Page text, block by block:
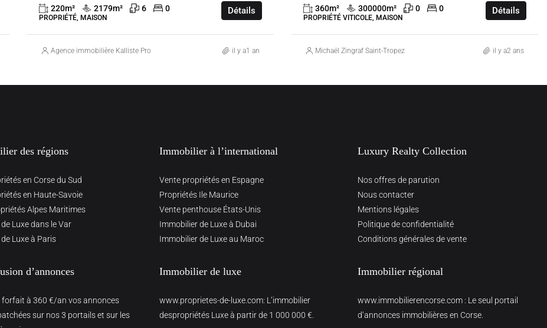
220m² 2179m² 6 0
PROPRIÉTÉ, MAISON
Détails
Agence immobilière Kalliste Properties il y a1 an
360m² 300000m² 0 0
PROPRIÉTÉ VITICOLE, MAISON
Détails
Michaël Zingraf Saint-Tropez il y a2 ans
des régions
en Corse du Sud
en Haute-Savoie
Alpes Maritimes
Luxe dans le Var
Luxe à Paris
d’annonces
forfait à 360 €/an vos annonces
sur nos 3 portails et sur les
Immobilier à l’international
Vente propriétés en Espagne
Propriétés Ile Maurice
Vente penthouse États-Unis
Immobilier de Luxe à Dubai
Immobilier de Luxe au Maroc
Immobilier de luxe
www.proprietes-de-luxe.com: L’immobilier
despropriétés Luxe à partir de 1 000 000 €.
Luxury Realty Collection
Nos offres de parution
Nous contacter
Mentions légales
Politique de confidentialité
Conditions générales de vente
Immobilier régional
www.immobilierencorse.com : Le seul portail
d’annonces immobilières en Corse.